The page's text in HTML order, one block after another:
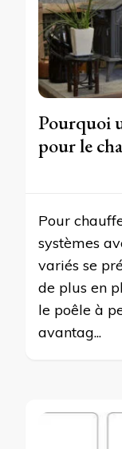
Pourquoi
pour le
Pour
systèmes
variés se
de plus en
le poêle à
avantag...